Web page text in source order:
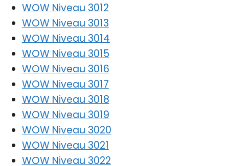
WOW Niveau 3012
WOW Niveau 3013
WOW Niveau 3014
WOW Niveau 3015
WOW Niveau 3016
WOW Niveau 3017
WOW Niveau 3018
WOW Niveau 3019
WOW Niveau 3020
WOW Niveau 3021
WOW Niveau 3022